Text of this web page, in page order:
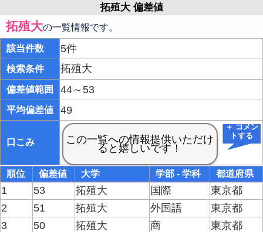
拓殖大 偏差値
拓殖大の一覧情報です。
該当件数 5件
検索条件 拓殖大
偏差値範囲 44～53
平均偏差値 49
口こみ
＋ コメン
トする
順位 偏差値 大学 学部 - 学科 都道府県
1 53 拓殖大 国際
東京都
2
51 拓殖大 外国語
東京都
3
50 拓殖大 商
東京都